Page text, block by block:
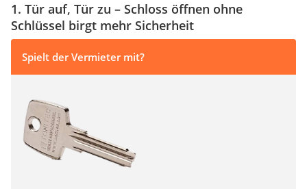
1. Tür auf, Tür zu – Schloss öffnen ohne
Schlüssel birgt mehr Sicherheit
Spielt der Vermieter mit?